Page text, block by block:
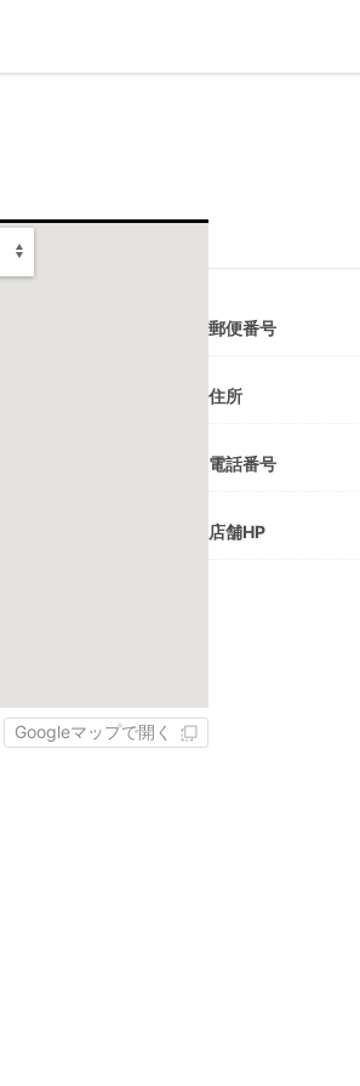
Googleマップで開く
郵便番号
住所
電話番号
店舗HP